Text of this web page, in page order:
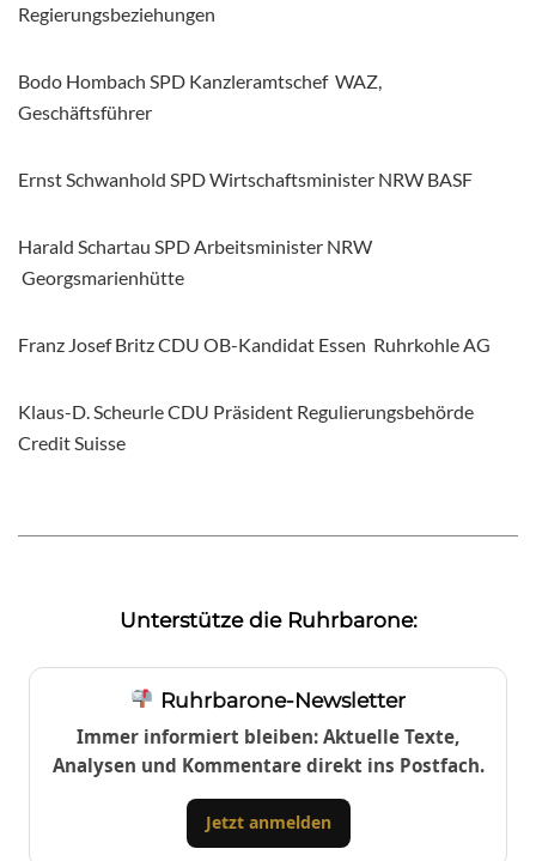
Regierungsbeziehungen
Bodo Hombach SPD Kanzleramtschef WAZ,
Geschäftsführer
Ernst Schwanhold SPD Wirtschaftsminister NRW BASF
Harald Schartau SPD Arbeitsminister NRW
Georgsmarienhütte
Franz Josef Britz CDU OB-Kandidat Essen Ruhrkohle AG
Klaus-D. Scheurle CDU Präsident Regulierungsbehörde
Credit Suisse
Unterstütze die Ruhrbarone:
Ruhrbarone-Newsletter
Immer informiert bleiben: Aktuelle Texte,
Analysen und Kommentare direkt ins Postfach.
Jetzt anmelden